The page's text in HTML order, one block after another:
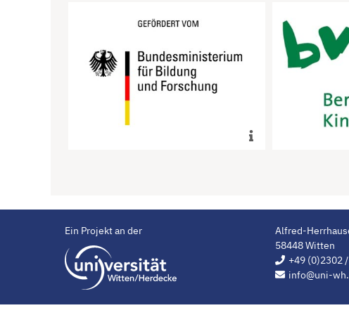
Das FieberApp-Register wird von
BMBF
mehr
Der Inhalt
durch den
Ein Projekt an der
Universität Witten/Herdecke
Alfred-
58448 Witten
+49 (0)2302
info@uni-